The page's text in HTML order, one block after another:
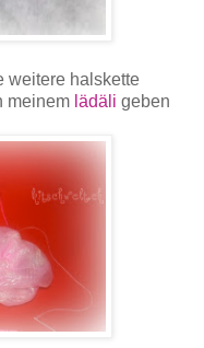
weitere halskette
meinem lädäli geben